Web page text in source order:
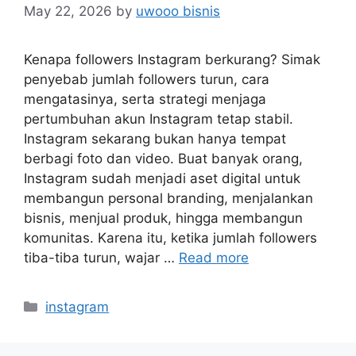
May 22, 2026 by uwooo bisnis
Kenapa followers Instagram berkurang? Simak
penyebab jumlah followers turun, cara
mengatasinya, serta strategi menjaga
pertumbuhan akun Instagram tetap stabil.
Instagram sekarang bukan hanya tempat
berbagi foto dan video. Buat banyak orang,
Instagram sudah menjadi aset digital untuk
membangun personal branding, menjalankan
bisnis, menjual produk, hingga membangun
komunitas. Karena itu, ketika jumlah followers
tiba-tiba turun, wajar … Read more
Categories
instagram